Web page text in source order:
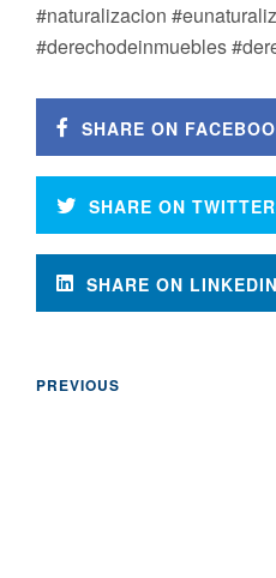
#naturalizacion
#derechodeinmuebles
SHARE ON
SHARE ON TWITTER
SHARE ON LINKEDIN
PREVIOUS